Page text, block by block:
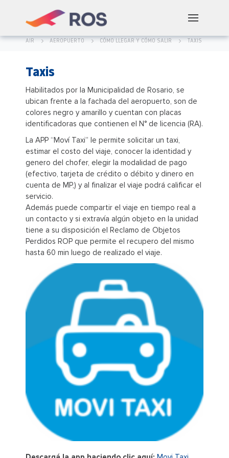
AIR AEROPUERTO CÓMO LLEGAR Y CÓMO SALIR TAXIS
Taxis
Habilitados por la Municipalidad de Rosario, se
ubican frente a la fachada del aeropuerto, son de
colores negro y amarillo y cuentan con placas
identificadoras que contienen el N° de licencia (RA).
La APP “Moví Taxi” le permite solicitar un taxi,
estimar el costo del viaje, conocer la identidad y
genero del chofer, elegir la modalidad de pago
(efectivo, tarjeta de crédito o débito y dinero en
cuenta de MP,) y al finalizar el viaje podrá calificar el
servicio.
Además puede compartir el viaje en tiempo real a
un contacto y si extravía algún objeto en la unidad
tiene a su disposición el Reclamo de Objetos
Perdidos ROP que permite el recupero del mismo
hasta 60 min luego de realizado el viaje.